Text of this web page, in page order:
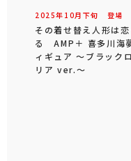
2025年 10月 下旬 登場
その着せ替え人形は
る AMP＋ 喜多川海
ィギュア ～ブラック
リア ver.～